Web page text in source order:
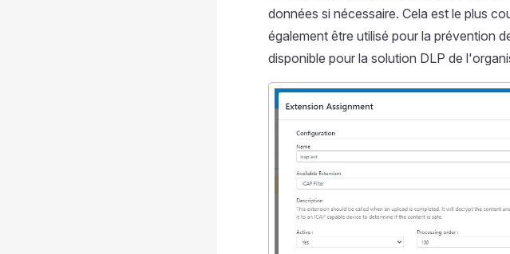
données si nécessaire. Cela est le plus
également être utilisé pour la prévention
disponible pour la solution DLP de